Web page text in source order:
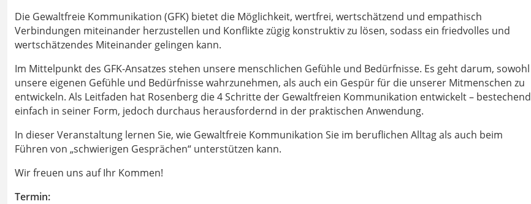
Die Gewaltfreie Kommunikation (GFK) bietet die Möglichkeit, wertfrei, wertschätzend und empathisch
Verbindungen miteinander herzustellen und Konflikte zügig konstruktiv zu lösen, sodass ein friedvolles und
wertschätzendes Miteinander gelingen kann.
Im Mittelpunkt des GFK-Ansatzes stehen unsere menschlichen Gefühle und Bedürfnisse. Es geht darum, sowohl
unsere eigenen Gefühle und Bedürfnisse wahrzunehmen, als auch ein Gespür für die unserer Mitmenschen zu
entwickeln. Als Leitfaden hat Rosenberg die 4 Schritte der Gewaltfreien Kommunikation entwickelt – bestechend
einfach in seiner Form, jedoch durchaus herausfordernd in der praktischen Anwendung.
In dieser Veranstaltung lernen Sie, wie Gewaltfreie Kommunikation Sie im beruflichen Alltag als auch beim
Führen von „schwierigen Gesprächen“ unterstützen kann.
Wir freuen uns auf Ihr Kommen!
Termin: